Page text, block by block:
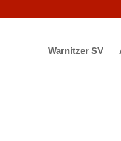
Warnitzer SV